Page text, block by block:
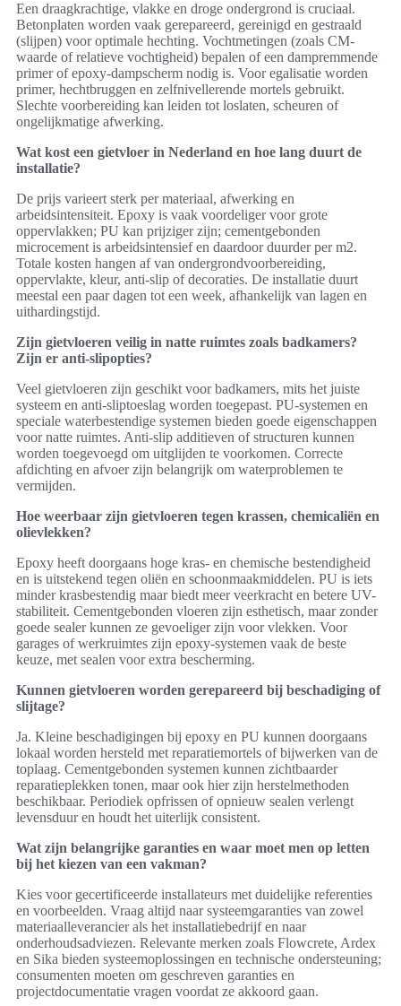
Een draagkrachtige, vlakke en droge ondergrond is cruciaal.
Betonplaten worden vaak gerepareerd, gereinigd en gestraald
(slijpen) voor optimale hechting. Vochtmetingen (zoals CM-
waarde of relatieve vochtigheid) bepalen of een dampremmende
primer of epoxy-dampscherm nodig is. Voor egalisatie worden
primer, hechtbruggen en zelfnivellerende mortels gebruikt.
Slechte voorbereiding kan leiden tot loslaten, scheuren of
ongelijkmatige afwerking.
Wat kost een gietvloer in Nederland en hoe lang duurt de
installatie?
De prijs varieert sterk per materiaal, afwerking en
arbeidsintensiteit. Epoxy is vaak voordeliger voor grote
oppervlakken; PU kan prijziger zijn; cementgebonden
microcement is arbeidsintensief en daardoor duurder per m2.
Totale kosten hangen af van ondergrondvoorbereiding,
oppervlakte, kleur, anti-slip of decoraties. De installatie duurt
meestal een paar dagen tot een week, afhankelijk van lagen en
uithardingstijd.
Zijn gietvloeren veilig in natte ruimtes zoals badkamers?
Zijn er anti-slipopties?
Veel gietvloeren zijn geschikt voor badkamers, mits het juiste
systeem en anti-sliptoeslag worden toegepast. PU-systemen en
speciale waterbestendige systemen bieden goede eigenschappen
voor natte ruimtes. Anti-slip additieven of structuren kunnen
worden toegevoegd om uitglijden te voorkomen. Correcte
afdichting en afvoer zijn belangrijk om waterproblemen te
vermijden.
Hoe weerbaar zijn gietvloeren tegen krassen, chemicaliën en
olievlekken?
Epoxy heeft doorgaans hoge kras- en chemische bestendigheid
en is uitstekend tegen oliën en schoonmaakmiddelen. PU is iets
minder krasbestendig maar biedt meer veerkracht en betere UV-
stabiliteit. Cementgebonden vloeren zijn esthetisch, maar zonder
goede sealer kunnen ze gevoeliger zijn voor vlekken. Voor
garages of werkruimtes zijn epoxy-systemen vaak de beste
keuze, met sealen voor extra bescherming.
Kunnen gietvloeren worden gerepareerd bij beschadiging of
slijtage?
Ja. Kleine beschadigingen bij epoxy en PU kunnen doorgaans
lokaal worden hersteld met reparatiemortels of bijwerken van de
toplaag. Cementgebonden systemen kunnen zichtbaarder
reparatieplekken tonen, maar ook hier zijn herstelmethoden
beschikbaar. Periodiek opfrissen of opnieuw sealen verlengt
levensduur en houdt het uiterlijk consistent.
Wat zijn belangrijke garanties en waar moet men op letten
bij het kiezen van een vakman?
Kies voor gecertificeerde installateurs met duidelijke referenties
en voorbeelden. Vraag altijd naar systeemgaranties van zowel
materiaalleverancier als het installatiebedrijf en naar
onderhoudsadviezen. Relevante merken zoals Flowcrete, Ardex
en Sika bieden systeemoplossingen en technische ondersteuning;
consumenten moeten om geschreven garanties en
projectdocumentatie vragen voordat ze akkoord gaan.